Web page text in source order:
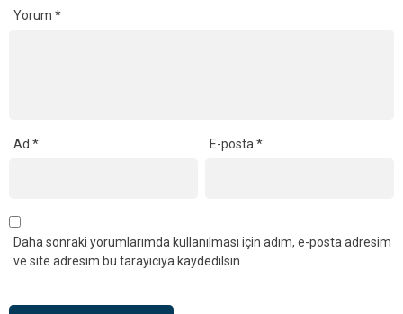
Yorum *
Ad * E-posta*
Daha sonraki yorumlarımda kullanılması için adım, e-posta adresim
ve site adresim bu tarayıcıya kaydedilsin.